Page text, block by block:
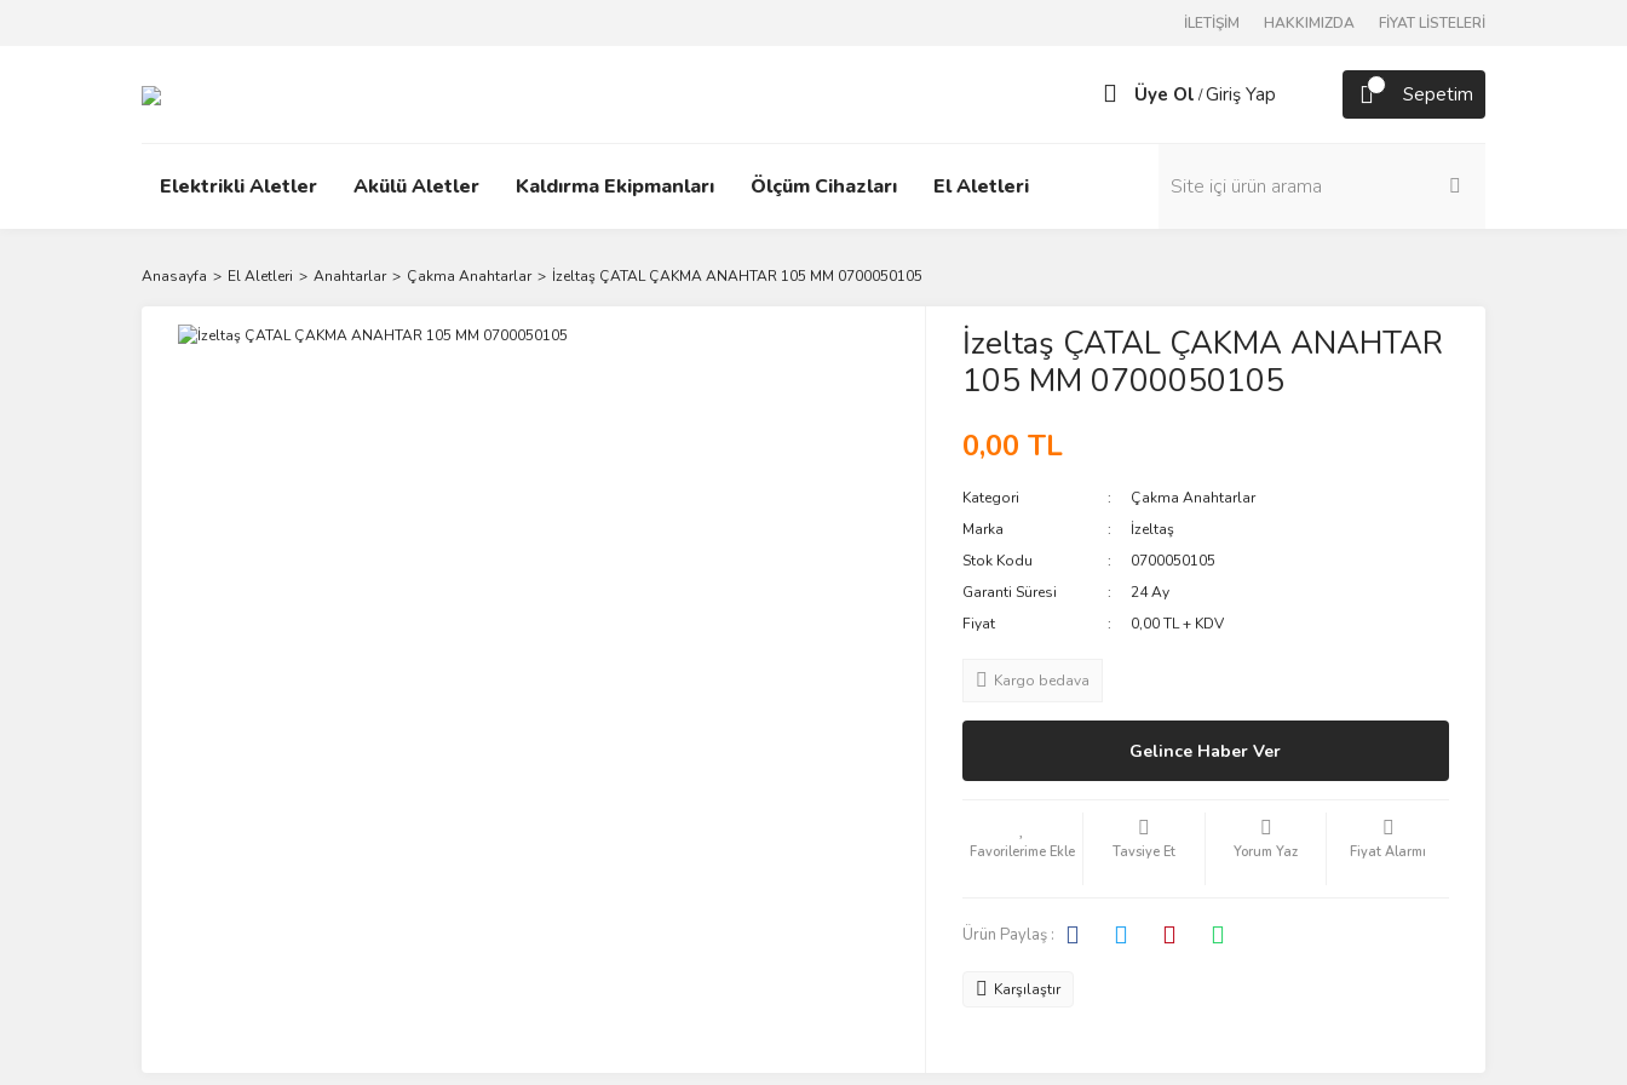
İLETİŞİM HAKKIMIZDA FİYAT LİSTELERİ
Üye Ol /Giriş Yap Sepetim
Elektrikli Aletler Akülü Aletler Kaldırma Ekipmanları Ölçüm Cihazları El Aletleri
Anasayfa El Aletleri Anahtarlar Çakma Anahtarlar İzeltaş ÇATAL ÇAKMA ANAHTAR 105 MM 0700050105
İzeltaş ÇATAL ÇAKMA ANAHTAR
105 MM 0700050105
0,00 TL
Kategori
Çakma Anahtarlar
Marka
İzeltaş
Stok Kodu
0700050105
Garanti Süresi
24 Ay
Fiyat
0,00 TL + KDV
Kargo bedava
Gelince Haber Ver
Tavsiye Et Yorum Yaz Fiyat Alarmı
Ürün Paylaş :
Karşılaştır